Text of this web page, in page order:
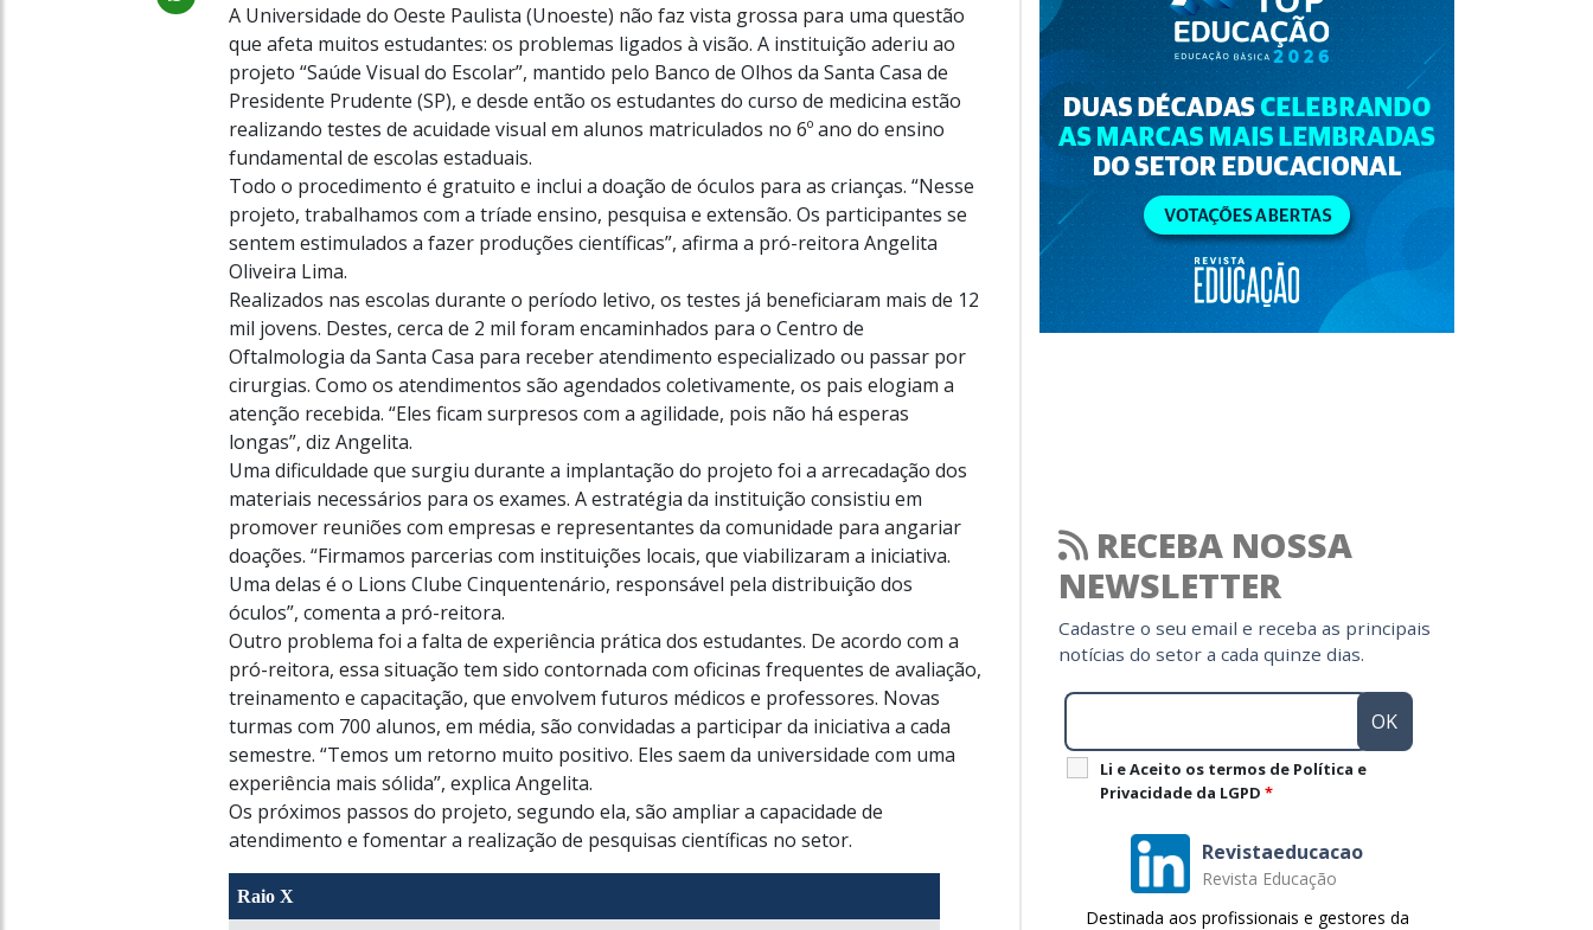
A Universidade do Oeste Paulista (Unoeste) não faz vista grossa para uma questão
que afeta muitos estudantes: os problemas ligados à visão. A instituição aderiu ao
projeto “Saúde Visual do Escolar”, mantido pelo Banco de Olhos da Santa Casa de
Presidente Prudente (SP), e desde então os estudantes do curso de medicina estão
realizando testes de acuidade visual em alunos matriculados no 6º ano do ensino
fundamental de escolas estaduais.
Todo o procedimento é gratuito e inclui a doação de óculos para as crianças. “Nesse
projeto, trabalhamos com a tríade ensino, pesquisa e extensão. Os participantes se
sentem estimulados a fazer produções científicas”, afirma a pró-reitora Angelita
Oliveira Lima.
Realizados nas escolas durante o período letivo, os testes já beneficiaram mais de 12
mil jovens. Destes, cerca de 2 mil foram encaminhados para o Centro de
Oftalmologia da Santa Casa para receber atendimento especializado ou passar por
cirurgias. Como os atendimentos são agendados coletivamente, os pais elogiam a
atenção recebida. “Eles ficam surpresos com a agilidade, pois não há esperas
longas”, diz Angelita.
Uma dificuldade que surgiu durante a implantação do projeto foi a arrecadação dos
materiais necessários para os exames. A estratégia da instituição consistiu em
promover reuniões com empresas e representantes da comunidade para angariar
doações. “Firmamos parcerias com instituições locais, que viabilizaram a iniciativa.
Uma delas é o Lions Clube Cinquentenário, responsável pela distribuição dos
óculos”, comenta a pró-reitora.
Outro problema foi a falta de experiência prática dos estudantes. De acordo com a
pró-reitora, essa situação tem sido contornada com oficinas frequentes de avaliação,
treinamento e capacitação, que envolvem futuros médicos e professores. Novas
turmas com 700 alunos, em média, são convidadas a participar da iniciativa a cada
semestre. “Temos um retorno muito positivo. Eles saem da universidade com uma
experiência mais sólida”, explica Angelita.
Os próximos passos do projeto, segundo ela, são ampliar a capacidade de
atendimento e fomentar a realização de pesquisas científicas no setor.
Raio X
RECEBA NOSSA
NEWSLETTER
Cadastre o seu email e receba as principais
notícias do setor a cada quinze dias.
Li e Aceito os termos de Política e
Privacidade da LGPD *
Revistaeducacao
Revista Educação
Destinada aos profissionais e gestores da